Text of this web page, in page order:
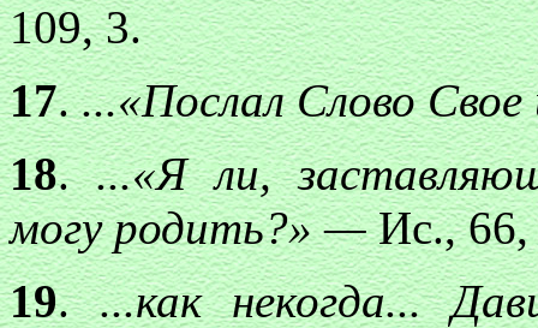
109, 3.
17....«Послал Слово Свое
18....«Я ли,
могу родить?» —Ис., 66,
19....как некогда... Да